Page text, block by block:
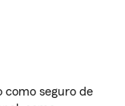
como seguro de